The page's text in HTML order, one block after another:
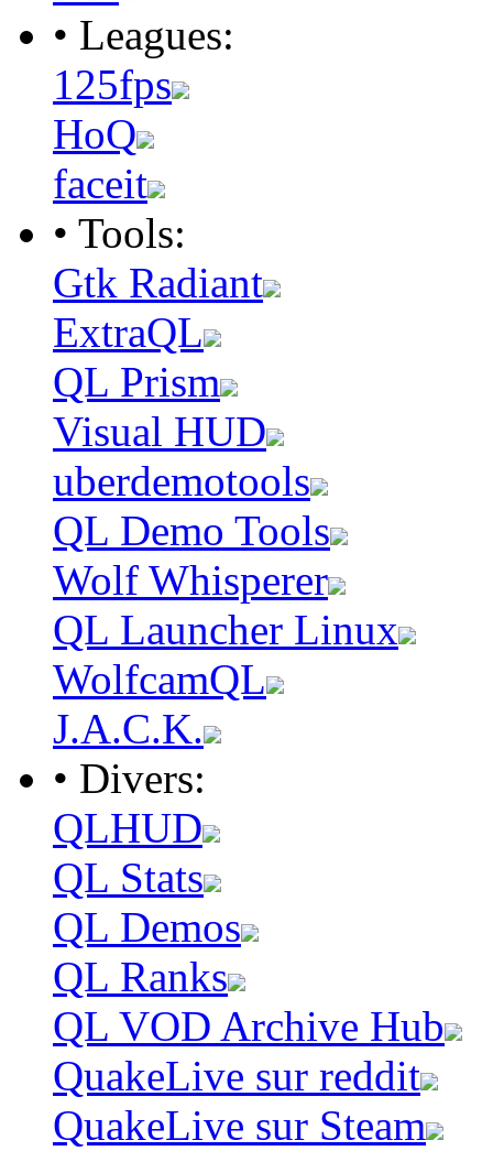
• Leagues:
125fps
HoQ
faceit
• Tools:
Gtk Radiant
ExtraQL
QL Prism
Visual HUD
uberdemotools
QL Demo Tools
Wolf Whisperer
QL Launcher Linux
WolfcamQL
J.A.C.K.
• Divers:
QLHUD
QL Stats
QL Demos
QL Ranks
QL VOD Archive Hub
QuakeLive sur reddit
QuakeLive sur Steam